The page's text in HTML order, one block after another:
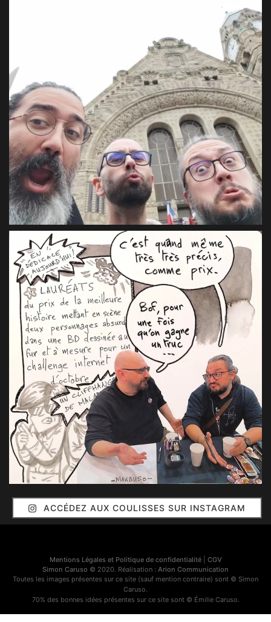
ACCÉDEZ AUX COULISSES SUR INSTAGRAM
Mentions Légales et Politique de confidentialité| CGV
Simon Caruso © 2020. Réalisation : Arion Communication
Toutes les images présentes sur ce site (sauf mention contraire) sont © Simon
Caruso.
70% des bonnes idées présentes sur ce site sont © Émilie Caruso.